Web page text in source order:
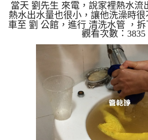
管)
當天 劉先生 來電，說家裡熱水流
熱水出水量也很小，讓他洗澡時
車至 劉 公館，進行 清洗水管 ，
很多鐵鏽，如下圖，本公司架起
機，注入 檸檬酸 至水管，等候約
清洗機 ，開啟 微氣泡 模式，把水
沖出來，洗出來的水呈黃色，看起
及影片，劉先生 說，房子才12年
髒。 如是自來水，如水管老化，
堆積，洗出來的水就會是咖啡色
錳，管壁上會結成
觀看次數：3835